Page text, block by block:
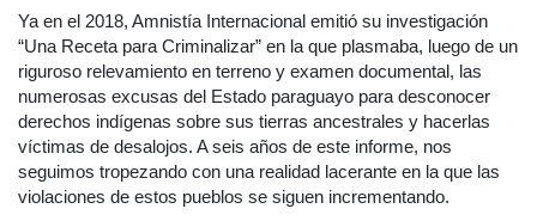
Ya en el 2018, Amnistía Internacional emitió su investigación
“Una Receta para Criminalizar” en la que plasmaba, luego de un
riguroso relevamiento en terreno y examen documental, las
numerosas excusas del Estado paraguayo para desconocer
derechos indígenas sobre sus tierras ancestrales y hacerlas
víctimas de desalojos. A seis años de este informe, nos
seguimos tropezando con una realidad lacerante en la que las
violaciones de estos pueblos se siguen incrementando.